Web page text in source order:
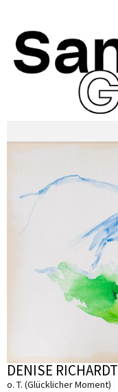
DENISE RICHARDT
o. T. (Glücklicher Moment)